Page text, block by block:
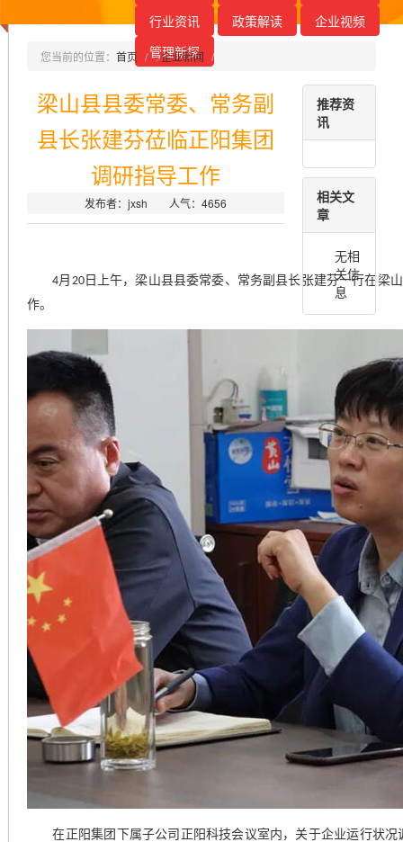
行业资讯
政策解读
企业视频
管理新探
您当前的位置： 首页 >企业新闻
梁山县县委常委、常务副
县长张建芬莅临正阳集团
调研指导工作
发布者：jxsh 人气： 4656
4月 20日上午，梁山县县委常委、常务副县长张建芬一行在梁
作。
在正阳集团下属子公司正阳科技会议室内，关于企业运行状况
推荐资
讯
相关文
章
无相
关信
息